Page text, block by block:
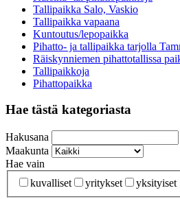
Tallipaikka Salo, Vaskio
Tallipaikka vapaana
Kuntoutus/lepopaikka
Pihatto- ja tallipaikka tarjolla
Räiskynniemen pihattotallissa
Tallipaikkoja
Pihattopaikka
Hae tästä kategoriasta
Hakusana
Maakunta
Hae vain
kuvalliset
yritykset yksityiset